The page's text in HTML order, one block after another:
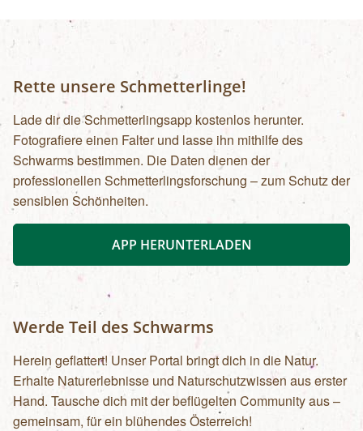
Rette unsere Schmetterlinge!
Lade dir die Schmetterlingsapp kostenlos herunter.
Fotografiere einen Falter und lasse ihn mithilfe des
Schwarms bestimmen. Die Daten dienen der
professionellen Schmetterlingsforschung – zum Schutz der
sensiblen Schönheiten.
APP HERUNTERLADEN
Werde Teil des Schwarms
Herein geflattert! Unser Portal bringt dich in die Natur.
Erhalte Naturerlebnisse und Naturschutzwissen aus erster
Hand. Tausche dich mit der beflügelten Community aus –
gemeinsam, für ein blühendes Österreich!